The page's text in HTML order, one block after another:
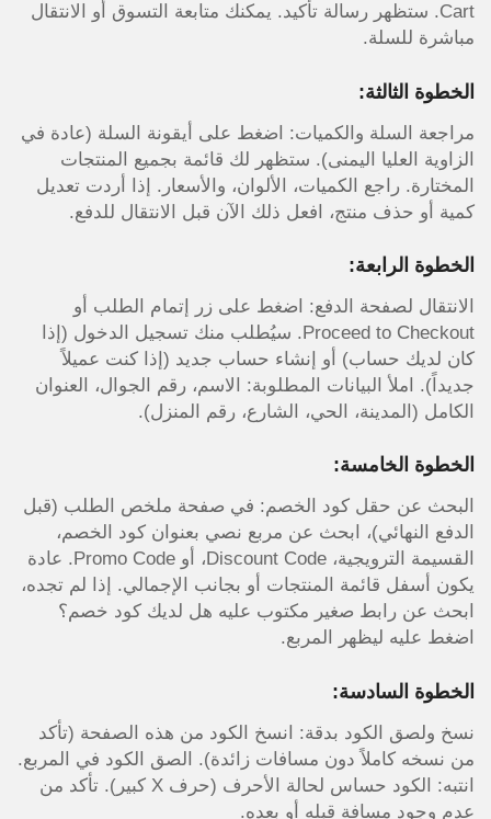
Cart. ستظهر رسالة تأكيد. يمكنك متابعة التسوق أو الانتقال
مباشرة للسلة.
الخطوة الثالثة:
مراجعة السلة والكميات: اضغط على أيقونة السلة (عادة في
الزاوية العليا اليمنى). ستظهر لك قائمة بجميع المنتجات
المختارة. راجع الكميات، الألوان، والأسعار. إذا أردت تعديل
كمية أو حذف منتج، افعل ذلك الآن قبل الانتقال للدفع.
الخطوة الرابعة:
الانتقال لصفحة الدفع: اضغط على زر إتمام الطلب أو
Proceed to Checkout. سيُطلب منك تسجيل الدخول (إذا
كان لديك حساب) أو إنشاء حساب جديد (إذا كنت عميلاً
جديداً). املأ البيانات المطلوبة: الاسم، رقم الجوال، العنوان
الكامل (المدينة، الحي، الشارع، رقم المنزل).
الخطوة الخامسة:
البحث عن حقل كود الخصم: في صفحة ملخص الطلب (قبل
الدفع النهائي)، ابحث عن مربع نصي بعنوان كود الخصم،
القسيمة الترويجية، Discount Code، أو Promo Code. عادة
يكون أسفل قائمة المنتجات أو بجانب الإجمالي. إذا لم تجده،
ابحث عن رابط صغير مكتوب عليه هل لديك كود خصم؟
اضغط عليه ليظهر المربع.
الخطوة السادسة:
نسخ ولصق الكود بدقة: انسخ الكود من هذه الصفحة (تأكد
من نسخه كاملاً دون مسافات زائدة). الصق الكود في المربع.
انتبه: الكود حساس لحالة الأحرف (حرف X كبير). تأكد من
عدم وجود مسافة قبله أو بعده.